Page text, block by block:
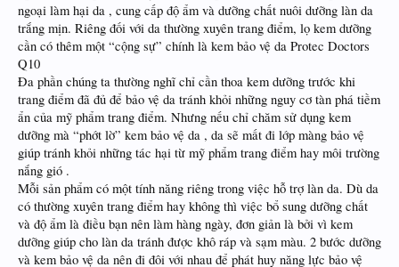
ngoại làm hại da , cung cấp độ ẩm và dưỡng chất nuôi dưỡng làn da
trắng mịn. Riêng đối với da thường xuyên trang điểm, lọ kem dưỡng
cần có thêm một “cộng sự” chính là kem bảo vệ da Protec Doctors
Q10
Đa phần chúng ta thường nghĩ chỉ cần thoa kem dưỡng trước khi
trang điểm đã đủ để bảo vệ da tránh khỏi những nguy cơ tàn phá tiềm
ẩn của mỹ phẩm trang điểm. Nhưng nếu chỉ chăm sử dụng kem
dưỡng mà “phớt lờ” kem bảo vệ da , da sẽ mất đi lớp màng bảo vệ
giúp tránh khỏi những tác hại từ mỹ phẩm trang điểm hay môi trường
nắng gió .
Mỗi sản phẩm có một tính năng riêng trong việc hỗ trợ làn da. Dù da
có thường xuyên trang điểm hay không thì việc bổ sung dưỡng chất
và độ ẩm là điều bạn nên làm hàng ngày, đơn giản là bởi vì kem
dưỡng giúp cho làn da tránh được khô ráp và sạm màu. 2 bước dưỡng
và kem bảo vệ da nên đi đôi với nhau để phát huy năng lực bảo vệ